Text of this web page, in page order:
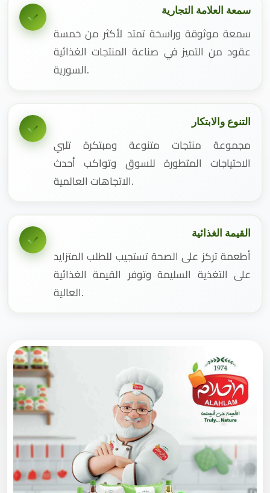
سمعة العلامة التجارية
سمعة موثوقة وراسخة تمتد لأكثر من خمسة
عقود من التميز في صناعة المنتجات الغذائية
السورية.
التنوع والابتكار
مجموعة منتجات متنوعة ومبتكرة تلبي
الاحتياجات المتطورة للسوق وتواكب أحدث
الاتجاهات العالمية.
القيمة الغذائية
أطعمة تركز على الصحة تستجيب للطلب المتزايد
على التغذية السليمة وتوفر القيمة الغذائية
العالية.